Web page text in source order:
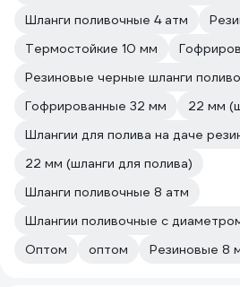
Шланги поливочные 4 атм
Термостойкие 10 мм
Резиновые черные шланги
Гофрированные 32 мм
22 мм
Шлангии для полива на даче
22 мм (шланги для полива)
Шланги поливочные 8 атм
Шлангии поливочные с
Оптом
оптом Резиновые 8